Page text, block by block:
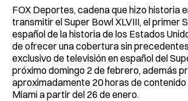
FOX Deportes, cadena que hizo historia
transmitir el Super Bowl XLVIII, el primer
español de la historia de los Estados
de ofrecer una cobertura sin
exclusivo de televisión en español del
próximo domingo 2 de febrero, además
aproximadamente 20 horas de
Miami a partir del 26 de enero.